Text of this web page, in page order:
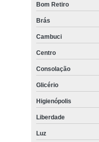
Bom Retiro
Brás
Cambuci
Centro
Consolação
Glicério
Higienópolis
Liberdade
Luz